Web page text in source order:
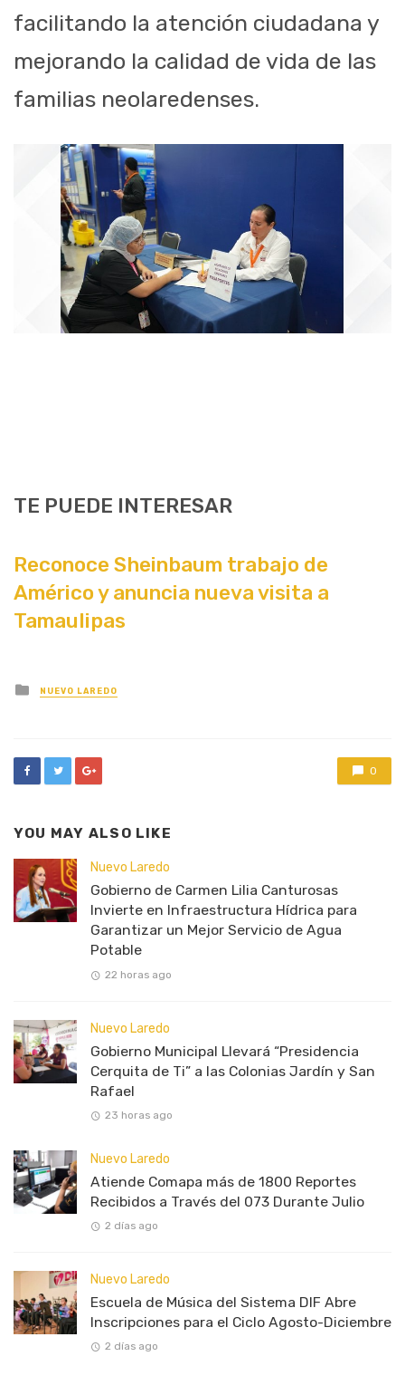
facilitando la atención ciudadana y
mejorando la calidad de vida de las
familias neolaredenses.
TE PUEDE INTERESAR
Reconoce Sheinbaum trabajo de
Américo y anuncia nueva visita a
Tamaulipas
Posted
in
NUEVO LAREDO
0
YOU MAY ALSO LIKE
Nuevo Laredo
Gobierno de Carmen Lilia Canturosas
Invierte en Infraestructura Hídrica para
Garantizar un Mejor Servicio de Agua
Potable
22 horas ago
Nuevo Laredo
Gobierno Municipal Llevará “Presidencia
Cerquita de Ti” a las Colonias Jardín y San
Rafael
23 horas ago
Nuevo Laredo
Atiende Comapa más de 1800 Reportes
Recibidos a Través del 073 Durante Julio
2 días ago
Nuevo Laredo
Escuela de Música del Sistema DIF Abre
Inscripciones para el Ciclo Agosto-Diciembre
2 días ago